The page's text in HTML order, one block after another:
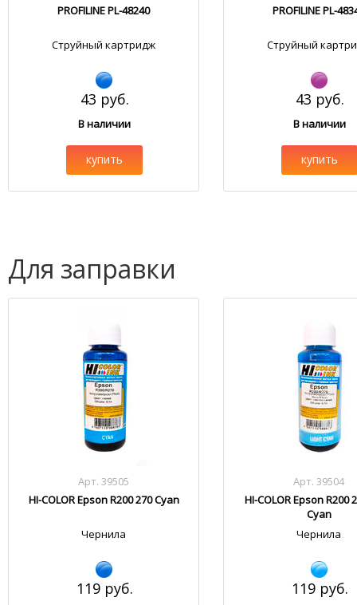
PROFILINE PL-48240
Струйный картридж
43 руб.
В наличии
купить
PROFILINE PL-
Струйный
43 руб.
В наличии
купить
Для заправки
Арт. 39505
HI-COLOR Epson R200 270 Cyan
Чернила
119 руб.
Арт. 39504
HI-COLOR Epson R200
Cyan
Чернила
119 руб.